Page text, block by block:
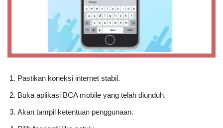
Pastikan koneksi internet stabil.
Buka aplikasi BCA mobile yang telah diunduh.
Akan tampil ketentuan penggunaan.